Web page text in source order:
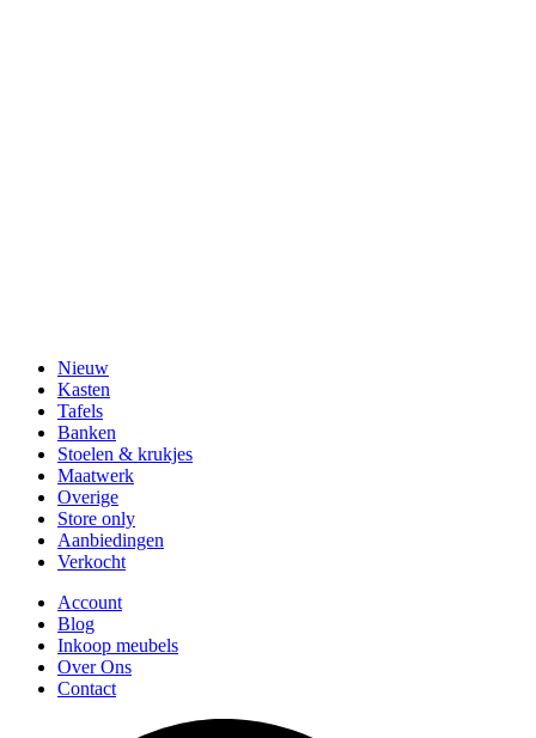
Nieuw
Kasten
Tafels
Banken
Stoelen & krukjes
Maatwerk
Overige
Store only
Aanbiedingen
Verkocht
Account
Blog
Inkoop meubels
Over Ons
Contact